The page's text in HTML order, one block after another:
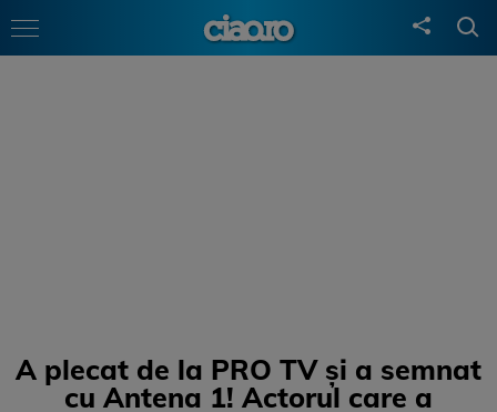
A plecat de la PRO TV și a semnat
cu Antena 1! Actorul care a